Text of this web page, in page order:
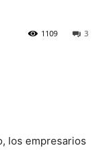
3
1109
los empresarios